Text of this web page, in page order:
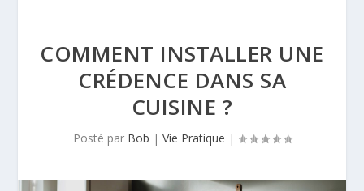
COMMENT INSTALLER UNE
CRÉDENCE DANS SA
CUISINE ?
Posté par Bob | Vie Pratique |